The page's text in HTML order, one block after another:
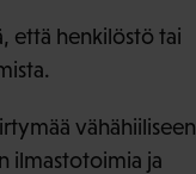
että henkilöstö tai
vähähiiliseen
ilmastotoimia ja